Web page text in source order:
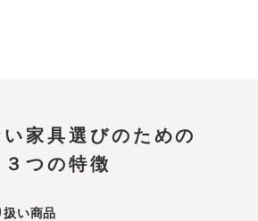
家具選びのための
３つの特徴
扱い商品